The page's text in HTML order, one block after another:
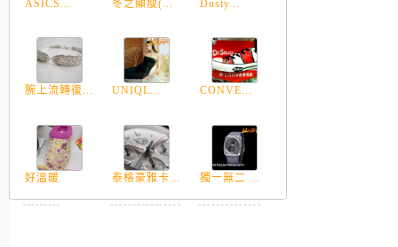
ASICS... 冬之顯瘦(... Dusty...
腕上流轉復... UNIQL... CONVE...
好溫暖 泰格豪雅卡... 獨一無二 ...